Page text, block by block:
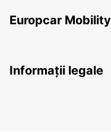
Europcar
Informații legale